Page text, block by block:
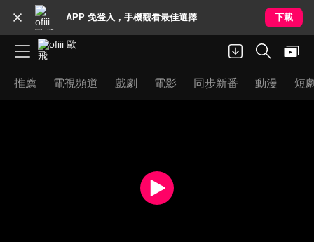
APP 免登入，手機觀看最佳選擇 下載
推薦 電視頻道 戲劇 電影 同步新番 動漫 短